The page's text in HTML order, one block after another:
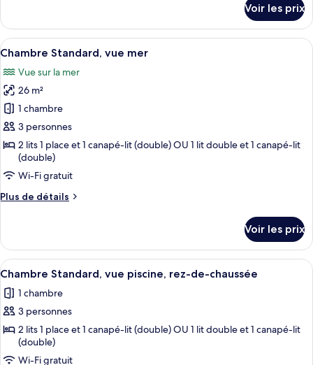
Suite
le
type
de
Suite
Voir les prix
Afficher
toutes
les
photos
pour
ce
type
chambre :
Chambre
Standard,
mer
Une chambre d’hôtel avec un grand
6
Chambre Standard, vue mer
Vue sur la mer
26 m²
1 chambre
3 personnes
2 lits 1 place et 1 canapé-lit (double) OU 1 lit double et 1 canapé-lit
(double)
Wi-Fi gratuit
Plus de détails
Plus
le
type
de
Chambre
Standard,
mer
Voir les prix
Afficher
toutes
les
photos
pour
Une chambre d’hôtel comprenant
4
Chambre Standard, vue piscine, rez-de-chaussée
1 chambre
3 personnes
2 lits 1 place et 1 canapé-lit (double) OU 1 lit double et 1 canapé-lit
(double)
Wi-Fi gratuit